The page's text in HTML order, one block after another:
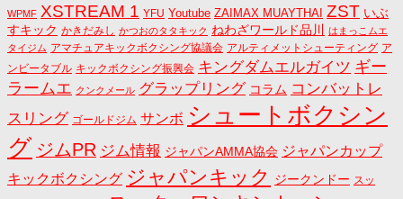
WPMF XSTREAM 1 YFU Youtube ZAIMAX MUAYTHAI ZST いぶ
すキック かきだみし かつおのタタキック ねわざワールド品川
はまっこムエ
タイジム アマチュアキックボクシング協議会 アルティメットシューティング ア
ンビータブル キックボクシング振興会 キングダムエルガイツ ギー
ラームエ クンクメール グラップリング コラム コンバットレ
スリング ゴールドジム サンボ シュートボクシン
グ ジムPR ジム情報 ジャパンAMMA協会 ジャパンカップ
キックボクシング ジャパンキック ジークンドー スッ